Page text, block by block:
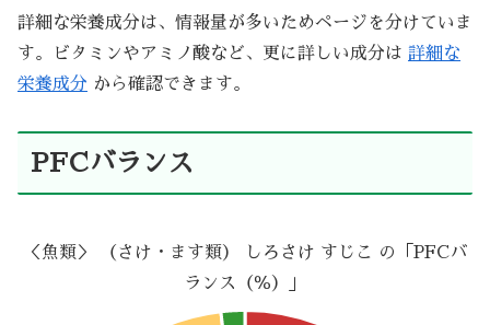
詳細な栄養成分は、情報量が多いためページを分けていま
す。ビタミンやアミノ酸など、更に詳しい成分は 詳細な
栄養成分 から確認できます。
PFCバランス
＜魚類＞ （さけ・ます類） しろさけ すじこ の「PFCバ
ランス（％）」